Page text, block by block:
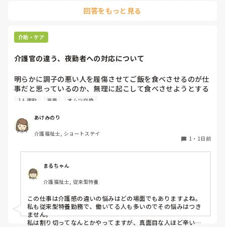
か？」と聞くようにして。
と言われました。
私の考え対応が間違えていますか？
それだけ、そのご利用者がもかさんのことを信頼されてるんで
ョン組めますよね。
回答をもっと見る
介助・ケア
介護官の違う、夜勤者への対応について
明らかに調子の悪い人を履傷させてご飯を食べさせるのが仕
事だと思っているのか、無理に起こして食べさせようとする
スタッフがいます。私が出勤して急変に気づき対応しました
（夜勤者）とか平気でドヤ顔でいます。
夜勤は1人夜勤です。その時はベトナム人と早番の2人体制で
したけども、どちらも急変対応に特化しておらず、この2人
惧してます。夜間はただオムツ交換変えればいい。トイレに
連れて行けばいい？寝るか寝ないか問題だみたい平気で言う
ので人員が少ないため入らせていますが、きちんと見守りの
であれば夜勤も外すが管理者がオッケーを出しているので、
出勤日は誰かがどうにかなっているのではないかと怖すぎて
出勤するのが苦痛になります
1人夜勤 早番 オムツ交換
あけみのり
介護福祉士, ショートステイ
1 ・ 1日前
まるちゃん
介護福祉士, 従来型特養
この仕事は介護感の違いの悩みはどの場面でもありますよね。
私も従来型特養勤務で、働いてる人も多いのでその悩みはつき
ません。
私は割り切ってなんとかやってますが、真面目な人ほど辛いお